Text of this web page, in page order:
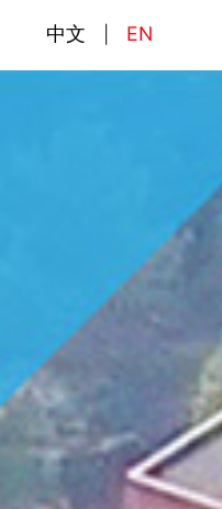
中文 EN